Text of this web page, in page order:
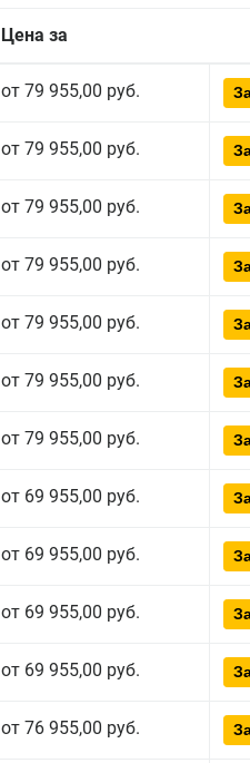
Цена за
от 79 955,00 руб.
от 79 955,00 руб.
от 79 955,00 руб.
от 79 955,00 руб.
от 79 955,00 руб.
от 79 955,00 руб.
от 79 955,00 руб.
от 69 955,00 руб.
от 69 955,00 руб.
от 69 955,00 руб.
от 69 955,00 руб.
от 76 955,00 руб.